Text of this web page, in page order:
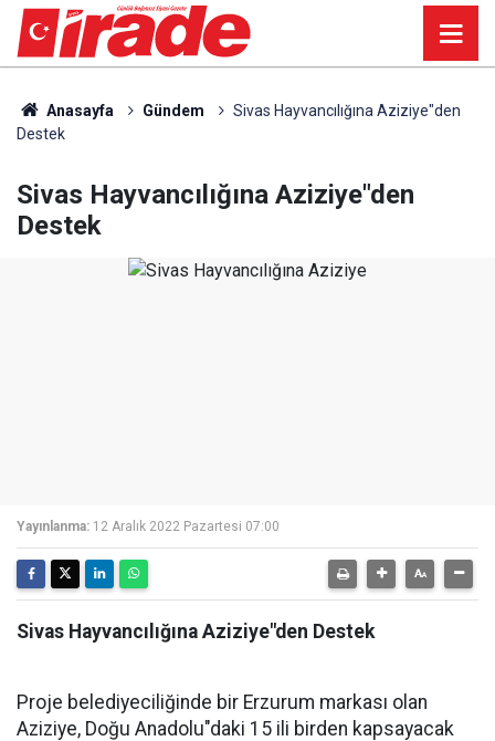
Anasayfa Gündem
Sivas Hayvancılığına Aziziye"den
Destek
Sivas Hayvancılığına Aziziye"den
Destek
Yayınlanma: 12 Aralık 2022 Pazartesi 07:00
Sivas Hayvancılığına Aziziye"den Destek
Proje belediyeciliğinde bir Erzurum markası olan
Aziziye, Doğu Anadolu"daki 15 ili birden kapsayacak